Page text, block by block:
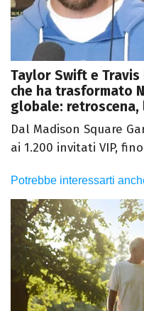
Taylor Swift e
che ha trasformato
globale: retroscena,
Dal Madison Square
ai 1.200 invitati VIP,